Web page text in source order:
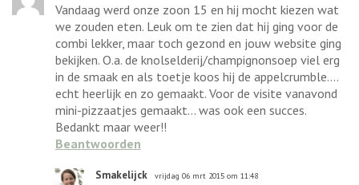
Vandaag werd onze zoon 15 en hij mocht kiezen wat
we zouden eten. Leuk om te zien dat hij ging voor de
combi lekker, maar toch gezond en jouw website ging
bekijken. O.a. de knolselderij/champignonsoep viel erg
in de smaak en als toetje koos hij de appelcrumble....
echt heerlijk en zo gemaakt. Voor de visite vanavond
mini-pizzaatjes gemaakt... was ook een succes.
Bedankt maar weer!!
Beantwoorden
Smakelijck vrijdag 06 mrt 2015 om 11:48